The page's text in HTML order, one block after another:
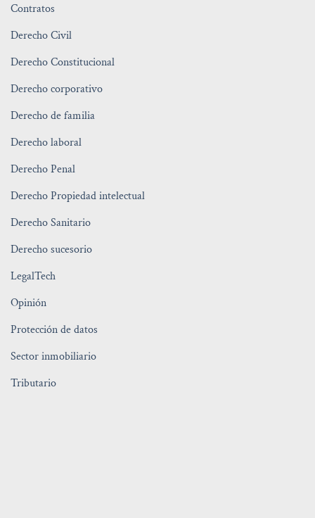
Contratos
Derecho Civil
Derecho Constitucional
Derecho corporativo
Derecho de familia
Derecho laboral
Derecho Penal
Derecho Propiedad intelectual
Derecho Sanitario
Derecho sucesorio
LegalTech
Opinión
Protección de datos
Sector inmobiliario
Tributario